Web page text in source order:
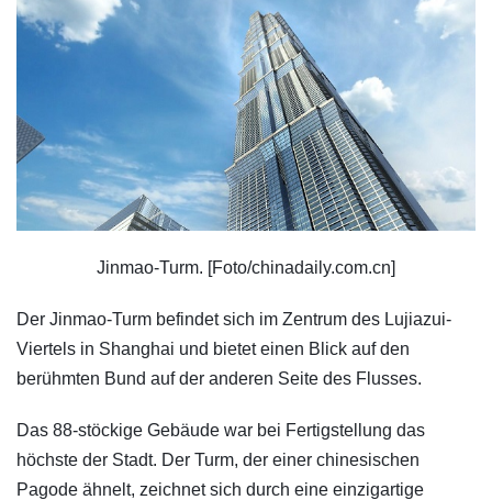
Jinmao-Turm. [Foto/chinadaily.com.cn]
Der Jinmao-Turm befindet sich im Zentrum des Lujiazui-
Viertels in Shanghai und bietet einen Blick auf den
berühmten Bund auf der anderen Seite des Flusses.
Das 88-stöckige Gebäude war bei Fertigstellung das
höchste der Stadt. Der Turm, der einer chinesischen
Pagode ähnelt, zeichnet sich durch eine einzigartige